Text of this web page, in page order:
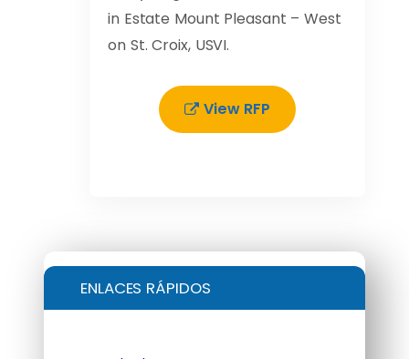
in Estate Mount Pleasant – West
on St. Croix, USVI.
View RFP
ENLACES RÁPIDOS